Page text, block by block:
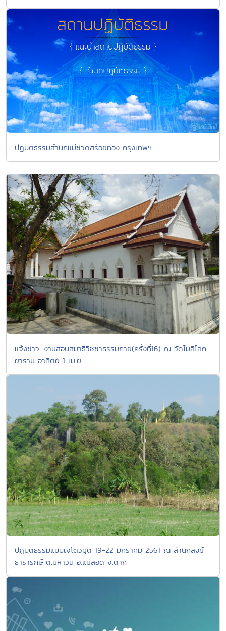
ปฏิบัติธรรมสำนักแม่ชีวัดสร้อยทอง กรุงเทพฯ
แจ้งข่าว...งานสอนสมาธิวิชชาธรรมกาย(ครั้งที่16) ณ วัดโมลีโลก
ยาราม อาทิตย์ 1 เม.ย.
ปฏิบัติธรรมแบบเจโตวิมุติ 19-22 มกราคม 2561 ณ สำนักสงฆ์
ธารารักษ์ ต.มหาวัน อ.แม่สอด จ.ตาก